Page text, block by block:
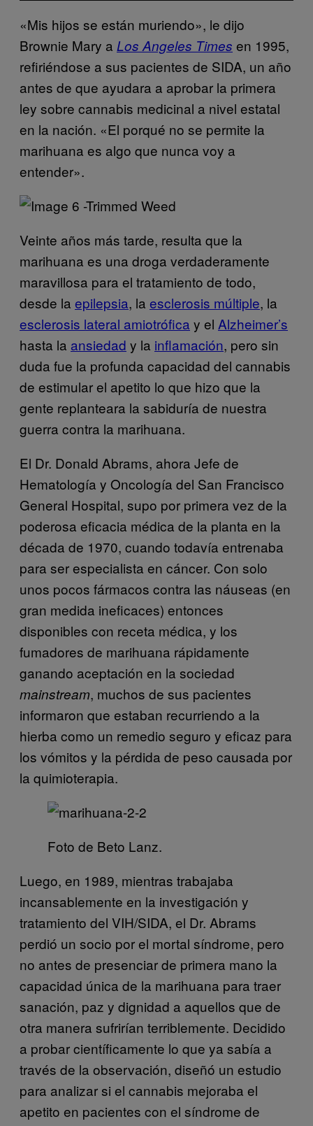
«Mis hijos se están muriendo», le dijo
Brownie Mary a Los Angeles Times en 1995,
refiriéndose a sus pacientes de SIDA, un año
antes de que ayudara a aprobar la primera
ley sobre cannabis medicinal a nivel estatal
en la nación. «El porqué no se permite la
marihuana es algo que nunca voy a
entender».
Veinte años más tarde, resulta que la
marihuana es una droga verdaderamente
maravillosa para el tratamiento de todo,
desde la epilepsia, la esclerosis múltiple, la
esclerosis lateral amiotrófica y el Alzheimer’s
hasta la ansiedad y la inflamación, pero sin
duda fue la profunda capacidad del cannabis
de estimular el apetito lo que hizo que la
gente replanteara la sabiduría de nuestra
guerra contra la marihuana.
El Dr. Donald Abrams, ahora Jefe de
Hematología y Oncología del San Francisco
General Hospital, supo por primera vez de la
poderosa eficacia médica de la planta en la
década de 1970, cuando todavía entrenaba
para ser especialista en cáncer. Con solo
unos pocos fármacos contra las náuseas (en
gran medida ineficaces) entonces
disponibles con receta médica, y los
fumadores de marihuana rápidamente
ganando aceptación en la sociedad
mainstream, muchos de sus pacientes
informaron que estaban recurriendo a la
hierba como un remedio seguro y eficaz para
los vómitos y la pérdida de peso causada por
la quimioterapia.
Foto de Beto Lanz.
Luego, en 1989, mientras trabajaba
incansablemente en la investigación y
tratamiento del VIH/SIDA, el Dr. Abrams
perdió un socio por el mortal síndrome, pero
no antes de presenciar de primera mano la
capacidad única de la marihuana para traer
sanación, paz y dignidad a aquellos que de
otra manera sufrirían terriblemente. Decidido
a probar científicamente lo que ya sabía a
través de la observación, diseñó un estudio
para analizar si el cannabis mejoraba el
apetito en pacientes con el síndrome de